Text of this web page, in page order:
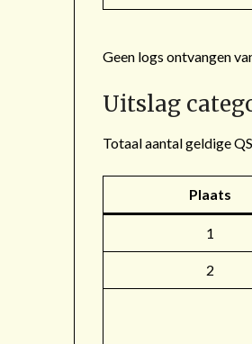
Geen logs ontvangen
Uitslag
Totaal aantal geldige
Plaats
1
2